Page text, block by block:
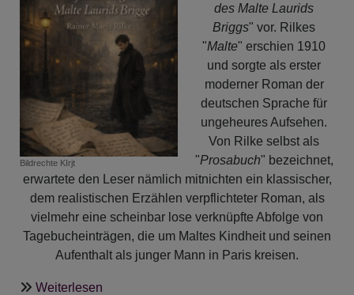
Bildrechte KIrjt
des Malte Laurids
Briggs" vor. Rilkes
"Malte" erschien 1910
und sorgte als erster
moderner Roman der
deutschen Sprache für
ungeheures Aufsehen.
Von Rilke selbst als
"Prosabuch" bezeichnet,
erwartete den Leser nämlich mitnichten ein klassischer,
dem realistischen Erzählen verpflichteter Roman, als
vielmehr eine scheinbar lose verknüpfte Abfolge von
Tagebucheinträgen, die um Maltes Kindheit und seinen
Aufenthalt als junger Mann in Paris kreisen.
Weiterlesen